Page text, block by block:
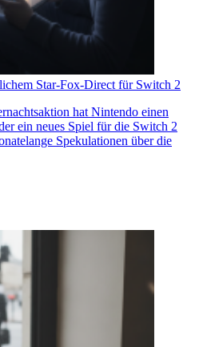
Star-Fox-Direct für Switch 2
hat Nintendo einen
ein neues Spiel für die Switch 2
Spekulationen über die